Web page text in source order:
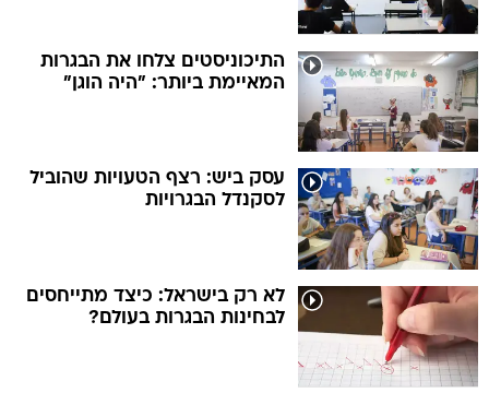
התיכוניסטים צלחו את הבגרות
המאיימת ביותר: "היה הוגן"
עסק ביש: רצף הטעויות שהוביל
לסקנדל הבגרויות
לא רק בישראל: כיצד מתייחסים
לבחינות הבגרות בעולם?